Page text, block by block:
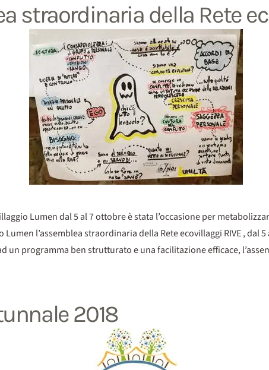
straordinaria della Rete
Lumen dal 5 al 7 ottobre è stata l’occasione per
l’assemblea straordinaria della Rete ecovillaggi RIVE , dal
un programma ben strutturato e una facilitazione efficace,
2018